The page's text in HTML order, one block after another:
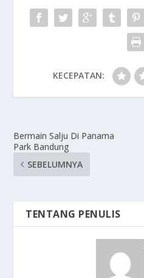
KECEPATAN:
Bermain Salju Di Panama
Park Bandung
SEBELUMNYA
TENTANG PENULIS